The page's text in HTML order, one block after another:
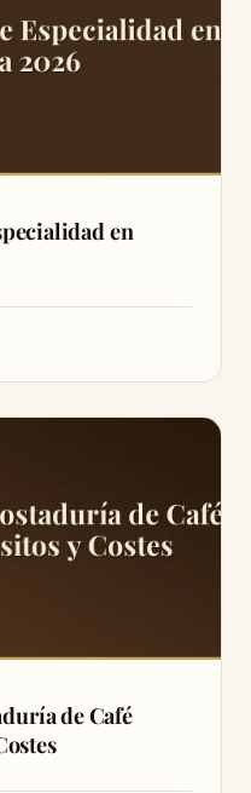
en
de Café